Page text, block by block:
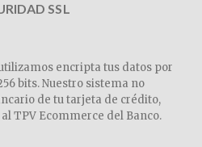
SSL
encripta tus datos por
bits. Nuestro sistema no
de tu tarjeta de crédito,
TPV Ecommerce del Banco.